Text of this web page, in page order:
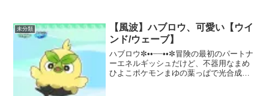
未分類
【風波】ハブロウ、可愛い【ウイ
ンド/ウェーブ】
ハブロウ✼••┈┈••✼冒険の最初のパートナ
ーエネルギッシュだけど、不器用なまめ
ひよこポケモンまゆの葉っぱで光合成を